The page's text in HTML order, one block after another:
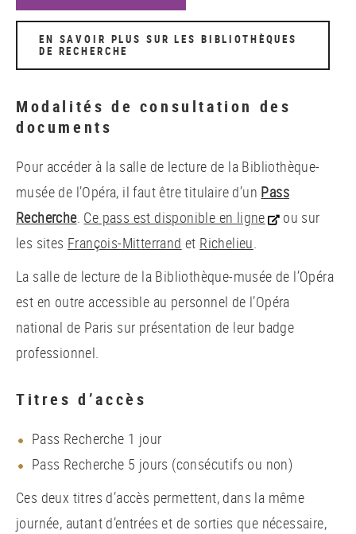
EN SAVOIR PLUS SUR LES BIBLIOTHÈQUES
DE RECHERCHE
Modalités de consultation des
documents
Pour accéder à la salle de lecture de la Bibliothèque-
musée de l’Opéra, il faut être titulaire d’un Pass
Recherche. Ce pass est disponible en ligne
ou sur
les sites François-Mitterrand et Richelieu.
La salle de lecture de la Bibliothèque-musée de l’Opéra
est en outre accessible au personnel de l’Opéra
national de Paris sur présentation de leur badge
professionnel.
Titres d’accès
Pass Recherche 1 jour
Pass Recherche 5 jours (consécutifs ou non)
Ces deux titres d’accès permettent, dans la même
journée, autant d’entrées et de sorties que nécessaire,